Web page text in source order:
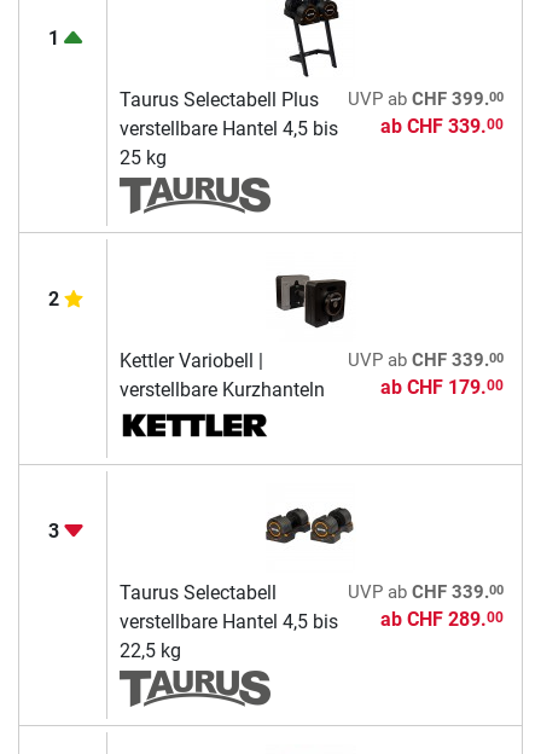
1
Taurus Selectabell Plus
verstellbare Hantel 4,5 bis
25 kg
UVPab CHF 399.00
ab CHF 339.00
2
Kettler Variobell |
verstellbare Kurzhanteln
UVPab CHF 339.00
ab CHF 179.00
3
Taurus Selectabell
verstellbare Hantel 4,5 bis
22,5 kg
UVPab CHF 339.00
ab CHF 289.00